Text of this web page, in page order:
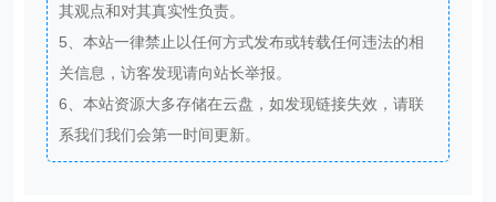
其观点和对其真实性负责。
5、本站一律禁止以任何方式发布或转载任何违法的相
关信息，访客发现请向站长举报。
6、本站资源大多存储在云盘，如发现链接失效，请联
系我们我们会第一时间更新。